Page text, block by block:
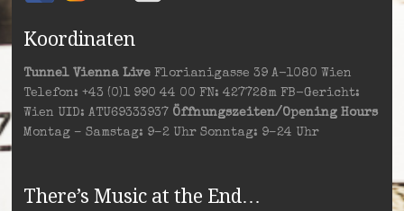
Koordinaten
Tunnel Vienna LiveFlorianigasse 39 A-1080 Wien
Telefon: +43 (0)1 990 44 00 FN: 427728m FB-Gericht:
Wien UID: ATU69333937 Öffnungszeiten/Opening Hours
Montag – Samstag: 9–2 Uhr Sonntag: 9–24 Uhr
There’s Music at the End…